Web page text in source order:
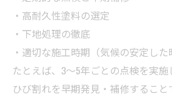
外壁塗装のメンテナンス不
値の低下
外壁塗装を放置した場合の
加
外壁塗装の耐用年数超過
・高耐久性塗料の選定
・下地処理の徹底
・適切な施工時期（気候の安定した
たとえば、3～5年ごとの点検を実
ひび割れを早期発見・補修するこ